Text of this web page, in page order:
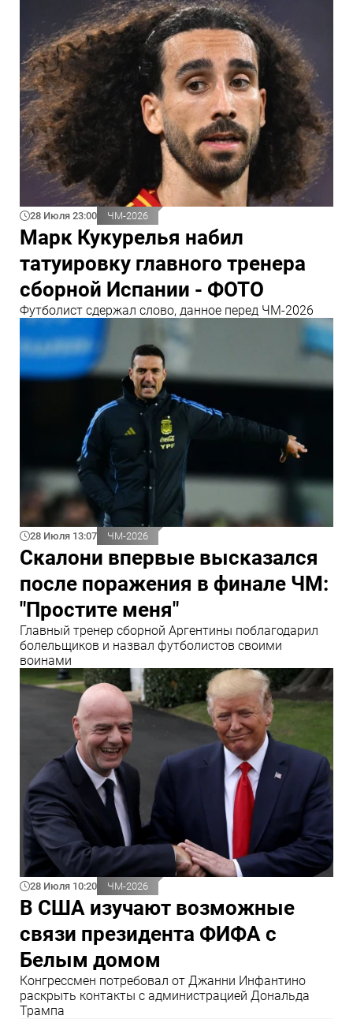
28 Июля 23:00 ЧМ-2026
Марк Кукурелья набил
татуировку главного тренера
сборной Испании - ФОТО
Футболист сдержал слово, данное перед ЧМ-2026
28 Июля 13:07 ЧМ-2026
Скалони впервые высказался
после поражения в финале ЧМ:
"Простите меня"
Главный тренер сборной Аргентины поблагодарил
болельщиков и назвал футболистов своими
воинами
28 Июля 10:20 ЧМ-2026
В США изучают возможные
связи президента ФИФА с
Белым домом
Конгрессмен потребовал от Джанни Инфантино
раскрыть контакты с администрацией Дональда
Трампа